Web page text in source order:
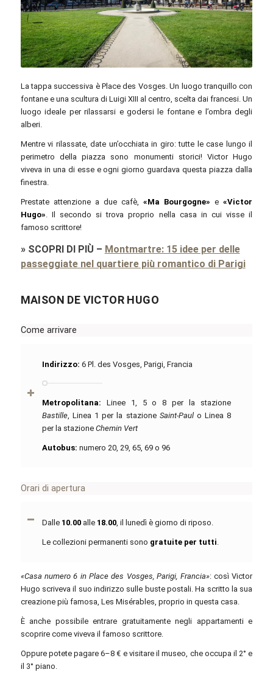
pxhere.com / CC0
La tappa successiva è Place des Vosges. Un luogo tranquillo con
fontane e una scultura di Luigi XIII al centro, scelta dai francesi. Un
luogo ideale per rilassarsi e godersi le fontane e l’ombra degli
alberi.
Mentre vi rilassate, date un’occhiata in giro: tutte le case lungo il
perimetro della piazza sono monumenti storici! Victor Hugo
viveva in una di esse e ogni giorno guardava questa piazza dalla
finestra.
Prestate attenzione a due cafè,«Ma Bourgogne» e«Victor
Hugo». Il secondo si trova proprio nella casa in cui visse il
famoso scrittore!
» SCOPRI DI PIÙ – Montmartre: 15 idee per delle
passeggiate nel quartiere più romantico di Parigi
MAISON DE VICTOR HUGO
Come arrivare
Indirizzo: 6 Pl. des Vosges, Parigi, Francia
Metropolitana: Linee 1, 5 o 8 per la stazione
Bastille, Linea 1 per la stazione Saint-Paulo Linea 8
per la stazione Chemin Vert
Autobus: numero 20, 29, 65, 69 o 96
Orari di apertura
Dalle 10.00alle 18.00, il lunedì è giorno di riposo.
Le collezioni permanenti sono gratuite per tutti.
«Casa numero 6 in Place des Vosges, Parigi, Francia»: così Victor
Hugo scriveva il suo indirizzo sulle buste postali. Ha scritto la sua
creazione più famosa, Les Misérables, proprio in questa casa.
È anche possibile entrare gratuitamente negli appartamenti e
scoprire come viveva il famoso scrittore.
Oppure potete pagare 6–8 € e visitare il museo, che occupa il 2° e
il 3° piano.